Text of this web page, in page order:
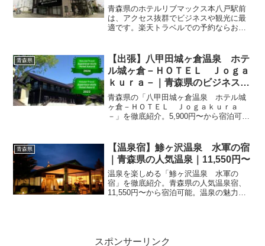
青森県のホテルリブマックス本八戸駅前
は、アクセス抜群でビジネスや観光に最
適です。楽天トラベルでの予約ならお得
青森県
【出張】八甲田城ヶ倉温泉 ホテ
ル城ヶ倉－ＨＯＴＥＬ Ｊｏｇａ
ｋｕｒａ－｜青森県のビジネスホ
テル｜5,900円〜〜
青森県の「八甲田城ヶ倉温泉 ホテル城
ヶ倉－ＨＯＴＥＬ Ｊｏｇａｋｕｒａ
－」を徹底紹介。5,900円〜から宿泊可能
ました。
青森県
【温泉宿】鯵ヶ沢温泉 水軍の宿
｜青森県の人気温泉｜11,550円〜
温泉を楽しめる「鯵ヶ沢温泉 水軍の
宿」を徹底紹介。青森県の人気温泉宿、
11,550円〜から宿泊可能。温泉の魅力・
スポンサーリンク